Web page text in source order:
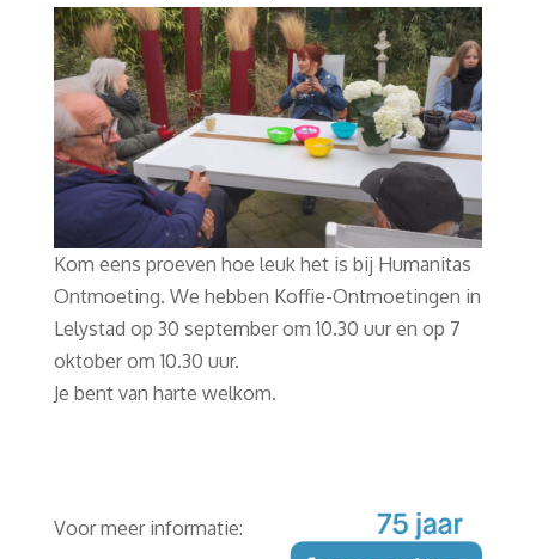
Kom eens proeven hoe leuk het is bij Humanitas
Ontmoeting. We hebben Koffie-Ontmoetingen in
Lelystad op 30 september om 10.30 uur en op 7
oktober om 10.30 uur.
Je bent van harte welkom.
Voor meer informatie: